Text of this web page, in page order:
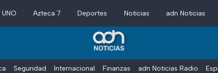
Azteca 7 Deportes Noticias adn Noticias
Seguridad Internacional Finanzas adn Noticias Radio